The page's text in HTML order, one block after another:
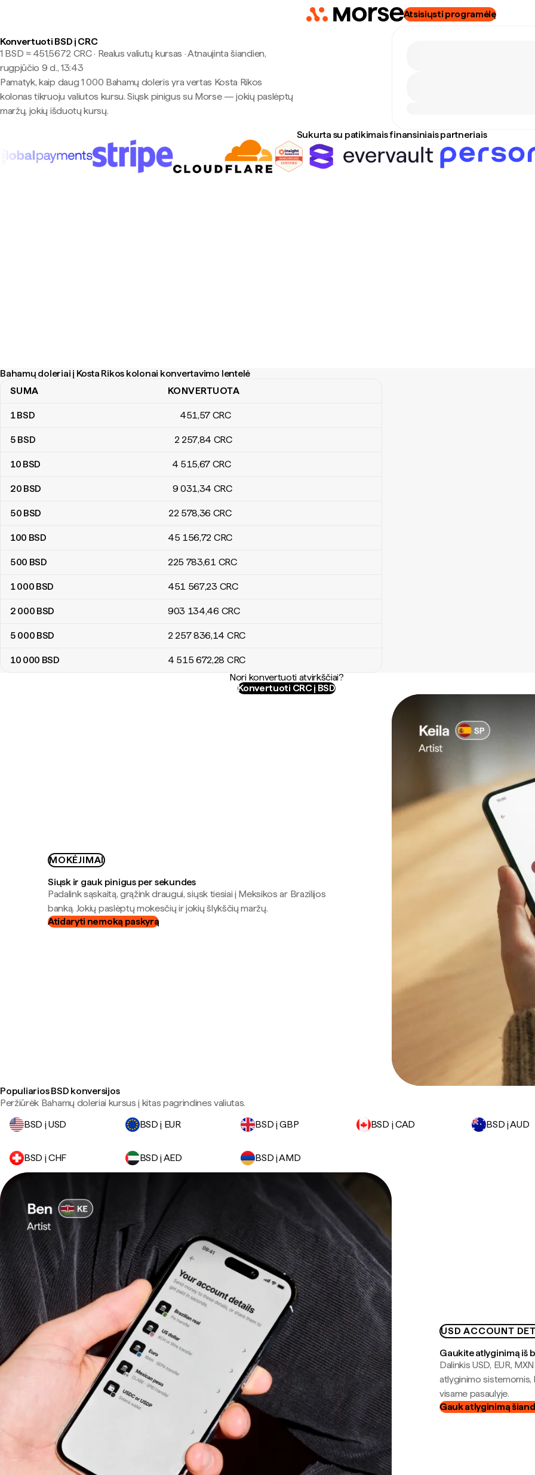
Atsisiųsti programėlę
Konvertuoti BSD į CRC
1 BSD ≈ 451,5672 CRC · Realus valiutų kursas ·Atnaujinta šiandien,
rugpjūčio 9 d., 13:43
Pamatyk, kaip daug 1 000 Bahamų doleris yra vertas Kosta Rikos
kolonas tikruoju valiutos kursu. Siųsk pinigus su Morse — jokių paslėptų
maržų, jokių išduotų kursų.
Sukurta su patikimais finansiniais partneriais
Bahamų doleriai į Kosta Rikos kolonai konvertavimo lentelė
Bahamų doleriai į Kosta Rikos kolonai konvertavimo lentelė
SUMA KONVERTUOTA
1BSD 451,57 CRC
5 BSD 2 257,84 CRC
10 BSD 4 515,67 CRC
20 BSD 9 031,34 CRC
50 BSD 22 578,36 CRC
100 BSD 45 156,72 CRC
500 BSD 225 783,61 CRC
1 000 BSD 451 567,23 CRC
2 000 BSD 903 134,46 CRC
5 000 BSD 2 257 836,14 CRC
10 000 BSD 4 515 672,28 CRC
Nori konvertuoti atvirkščiai?
Konvertuoti CRC į BSD
MOKĖJIMAI
Siųsk ir gauk pinigus per sekundes
Padalink sąskaitą, grąžink draugui, siųsk tiesiai į Meksikos ar Brazilijos
banką. Jokių paslėptų mokesčių ir jokių šlykščių maržų.
Atidaryti nemoką paskyrą
Populiarios BSD konversijos
Peržiūrėk Bahamų doleriai kursus į kitas pagrindines valiutas.
BSD į USD
BSD į EUR BSD į GBP BSD į CAD BSD į AUD
BSD į CHF BSD į AED BSD į AMD
USD ACCOUNT
Gaukite atlyginimą iš
Dalinkis USD, EUR,
atlyginimo
visame pasaulyje.
Gauk atlyginimą